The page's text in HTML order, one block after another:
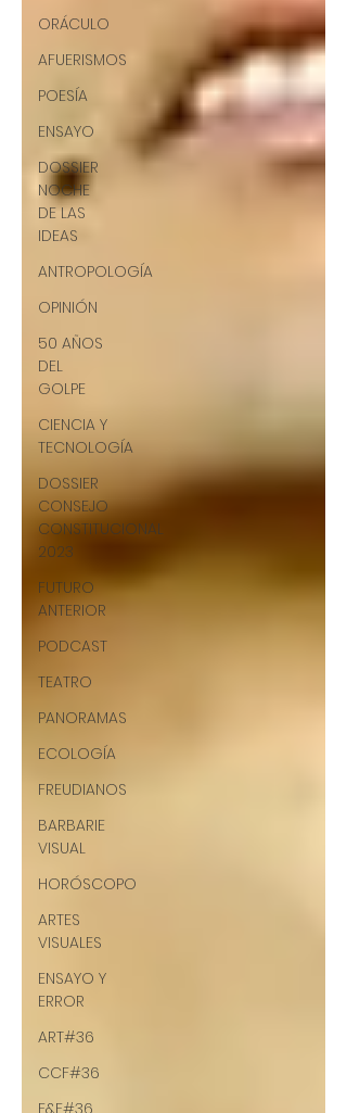
ORÁCULO
AFUERISMOS
POESÍA
ENSAYO
DOSSIER
NOCHE
DE LAS
IDEAS
ANTROPOLOGÍA
OPINIÓN
50 AÑOS
DEL
GOLPE
CIENCIA Y
TECNOLOGÍA
DOSSIER
CONSEJO
CONSTITUCIONAL
2023
FUTURO
ANTERIOR
PODCAST
TEATRO
PANORAMAS
ECOLOGÍA
FREUDIANOS
BARBARIE
VISUAL
HORÓSCOPO
ARTES
VISUALES
ENSAYO Y
ERROR
ART#36
CCF#36
E&E#36